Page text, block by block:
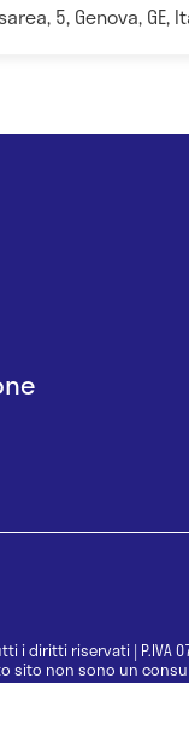
5, Genova, GE,
i diritti riservati | P.IVA
sito non sono un
Non si devono